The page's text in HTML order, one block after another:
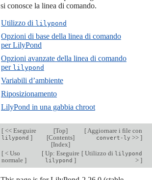
si conosce la linea di comando.
Utilizzo di lilypond
Opzioni di base della linea di comando
per LilyPond
Opzioni avanzate della linea di comando
per lilypond
Variabili d’ambiente
Riposizionamento
LilyPond in una gabbia chroot
[<< Eseguire
lilypond ]
[Top]
[Contents]
[Index]
[Aggiornare i file con
convert-ly >> ]
[< Uso
normale ]
[Up: Eseguire
lilypond ]
[Utilizzo di lilypond
> ]